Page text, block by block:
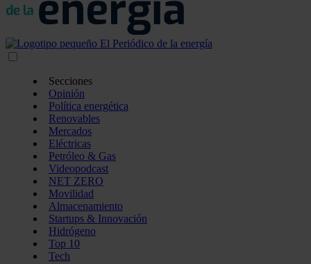
Secciones
Opinión
Política energética
Renovables
Mercados
Eléctricas
Petróleo & Gas
Videopodcast
NET ZERO
Movilidad
Almacenamiento
Startups & Innovación
Hidrógeno
Top 10
Tech